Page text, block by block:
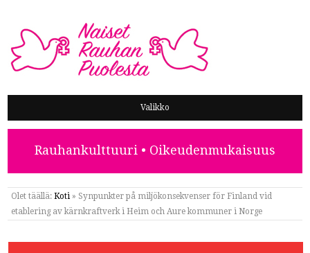
NAISET RAUHAN PUOLESTA
Valikko
Rauhankulttuuri • Oikeudenmukaisuus
Olet täällä: Koti » Synpunkter på miljökonsekvenser för Finland vid
etablering av kärnkraftverk i Heim och Aure kommuner i Norge